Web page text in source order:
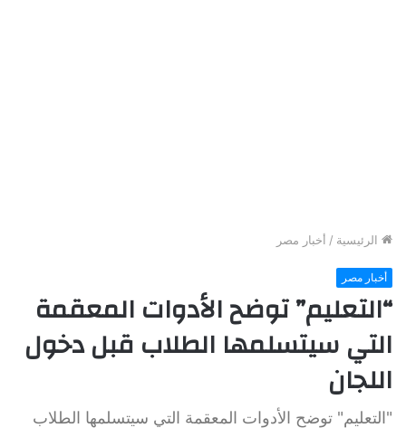
الرئيسية / أخبار مصر
أخبار مصر
“التعليم” توضح الأدوات المعقمة
التي سيتسلمها الطلاب قبل دخول
اللجان
"التعليم" توضح الأدوات المعقمة التي سيتسلمها الطلاب